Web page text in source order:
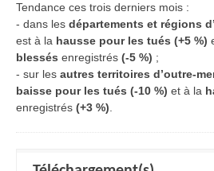
Tendance ces trois derniers mois :
- dans les départements et régions
est à la hausse pour les tués (+5 %)
blessés enregistrés (-5 %) ;
- sur les autres territoires d’outre-
baisse pour les tués (-10 %) et à la
enregistrés (+3 %).